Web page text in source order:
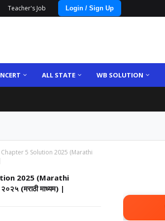
Teacher's Job Login / Sign Up
NCERT ALL STATE WB SOLUTION
5 Solution 2025 (Marathi
2025 (Marathi
(मराठी माध्यम) |